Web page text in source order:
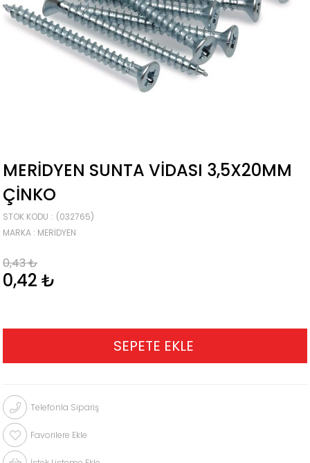
MERİDYEN SUNTA VIDASI 3,5X20MM
ÇINKO
STOK KODU
(032765)
MARKA : MERİDYEN
0,43 ₺
0,42 ₺
Telefonla Sipariş
Favorilere Ekle